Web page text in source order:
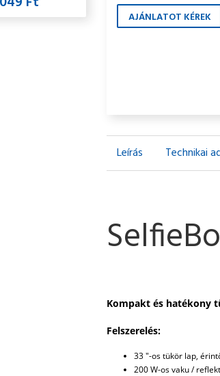
AJÁNLATOT KÉREK
Leírás Technikai
Kompakt és hatékony
Felszerelés:
33 "-os tükör lap,
200 W-os vaku /